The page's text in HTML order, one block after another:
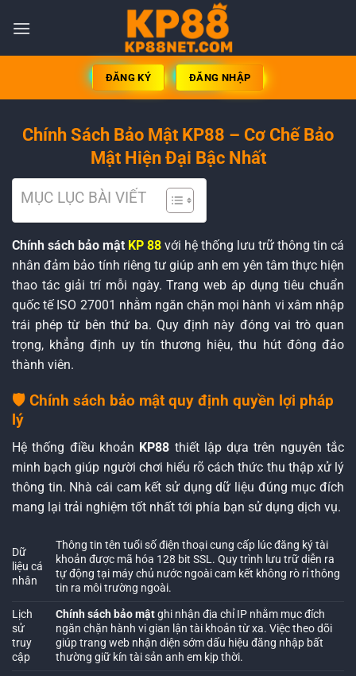
ĐĂNG KÝ ĐĂNG NHẬP
Chính Sách Bảo Mật KP88 – Cơ Chế Bảo
Mật Hiện Đại Bậc Nhất
MỤC LỤC BÀI VIẾT
Chính sách bảo mật KP 88 với hệ thống lưu trữ thông tin cá
nhân đảm bảo tính riêng tư giúp anh em yên tâm thực hiện
thao tác giải trí mỗi ngày. Trang web áp dụng tiêu chuẩn
quốc tế ISO 27001 nhằm ngăn chặn mọi hành vi xâm nhập
trái phép từ bên thứ ba. Quy định này đóng vai trò quan
trọng, khẳng định uy tín thương hiệu, thu hút đông đảo
thành viên.
🛡️ Chính sách bảo mật quy định quyền lợi pháp
lý
Hệ thống điều khoản KP88 thiết lập dựa trên nguyên tắc
minh bạch giúp người chơi hiểu rõ cách thức thu thập xử lý
thông tin. Nhà cái cam kết sử dụng dữ liệu đúng mục đích
mang lại trải nghiệm tốt nhất tới phía bạn sử dụng dịch vụ.
Dữ
liệu cá
nhân
Thông tin tên tuổi số điện thoại cung cấp lúc đăng ký tài
khoản được mã hóa 128 bit SSL. Quy trình lưu trữ diễn ra
tự động tại máy chủ nước ngoài cam kết không rò rỉ thông
tin ra môi trường ngoài.
Lịch
sử
truy
cập
Chính sách bảo mậtghi nhận địa chỉ IP nhằm mục đích
ngăn chặn hành vi gian lận tài khoản từ xa. Việc theo dõi
giúp trang web nhận diện sớm dấu hiệu đăng nhập bất
thường giữ kín tài sản anh em kịp thời.